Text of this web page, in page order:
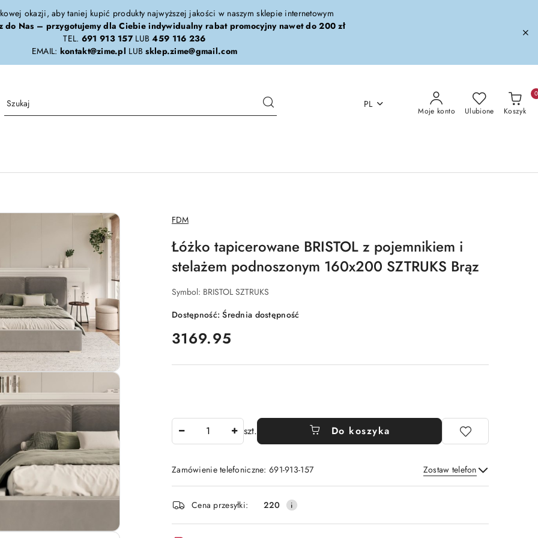
okazji, aby taniej kupić produkty najwyższej jakości w naszym sklepie internetowym
do Nas – przygotujemy dla Ciebie indywidualny rabat promocyjny nawet do 200 zł
TEL. 691 913 157LUB459 116 236
EMAIL: kontakt@zime.pl LUBsklep.zime@gmail.com
PL
Moje konto Ulubione Koszyk
0
NAZWA
PRODUCENTA:
FDM
Łóżko tapicerowane BRISTOL z pojemnikiem i
stelażem podnoszonym 160x200 SZTRUKS Brąz
Symbol: BRISTOL SZTRUKS
Dostępność:Średnia dostępność
cena:
3169.95
szt. Do koszyka
Zamówienie telefoniczne: 691-913-157 Zostaw telefon
Wyślij
Dostępność
i
Cena przesyłki: 220